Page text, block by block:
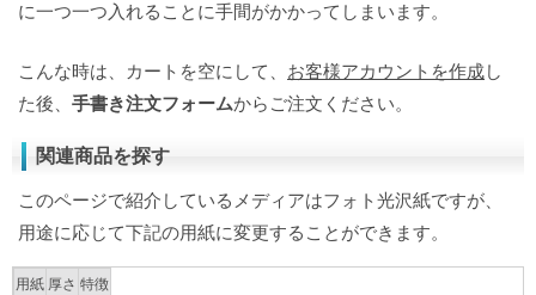
に一つ一つ入れることに手間がかかってしまいます。
こんな時は、カートを空にして、 お客様アカウントを作成し
た後、 手書き注文フォームからご注文ください。
関連商品を探す
このページで紹介しているメディアはフォト光沢紙ですが、
用途に応じて下記の用紙に変更することができます。
用紙 厚さ 特徴